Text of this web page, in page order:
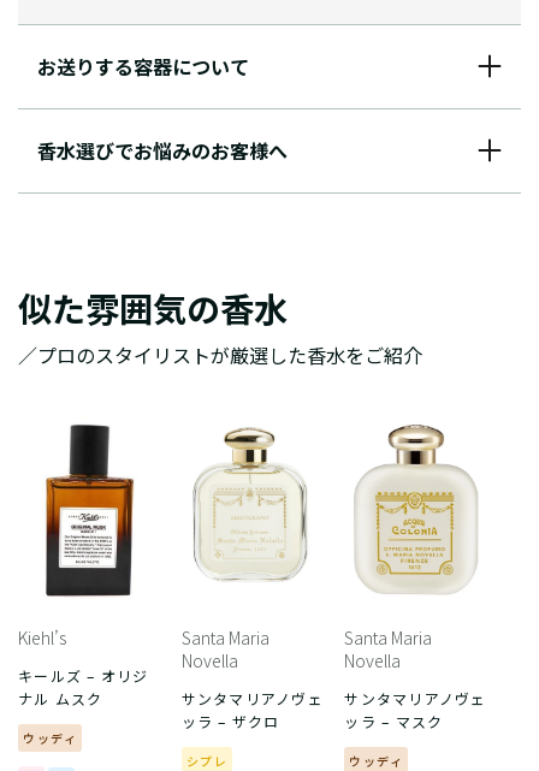
お送りする容器について
香水選びでお悩みのお客様へ
似た雰囲気の香水
／プロのスタイリストが厳選した香水をご紹介
Kiehl’s
キールズ – オリジ
ナル ムスク
ウッディ
Santa Maria
Novella
サンタマリアノヴェ
ッラ – ザクロ
シプレ
Santa Maria
Novella
サンタマリアノヴェ
ッラ – マスク
ウッディ